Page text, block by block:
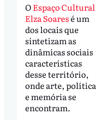
O Espaço Cultural
Elza Soaresé um
dos locais que
sintetizam as
dinâmicas sociais
características
desse território,
onde arte, política
e memória se
encontram.